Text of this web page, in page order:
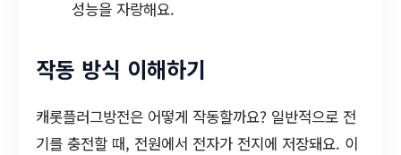
성능을 자랑해요.
작동 방식 이해하기
캐롯플러그방전은 어떻게 작동할까요? 일반적으로 전
기를 충전할 때, 전원에서 전자가 전지에 저장돼요. 이